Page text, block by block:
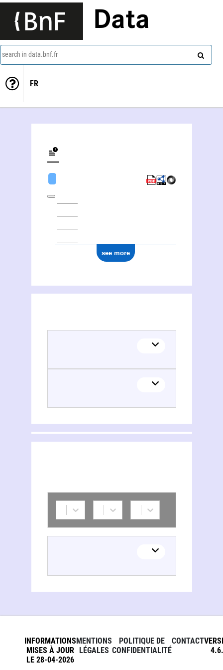
Data
search in data.bnf.fr
FR
see more
INFORMATIONS
MISES À JOUR
LE 28-04-2026
MENTIONS
LÉGALES
POLITIQUE DE
CONFIDENTIALITÉ
CONTACT